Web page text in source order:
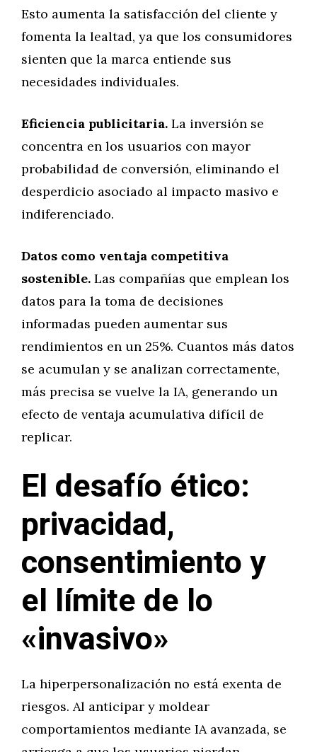
Esto aumenta la satisfacción del cliente y
fomenta la lealtad, ya que los consumidores
sienten que la marca entiende sus
necesidades individuales.
Eficiencia publicitaria. La inversión se
concentra en los usuarios con mayor
probabilidad de conversión, eliminando el
desperdicio asociado al impacto masivo e
indiferenciado.
Datos como ventaja competitiva
sostenible. Las compañías que emplean los
datos para la toma de decisiones
informadas pueden aumentar sus
rendimientos en un 25%. Cuantos más datos
se acumulan y se analizan correctamente,
más precisa se vuelve la IA, generando un
efecto de ventaja acumulativa difícil de
replicar.
El desafío ético:
privacidad,
consentimiento y
el límite de lo
«invasivo»
La hiperpersonalización no está exenta de
riesgos. Al anticipar y moldear
comportamientos mediante IA avanzada, se